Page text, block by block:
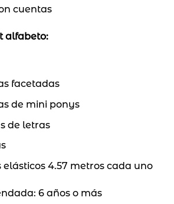
cuentas
alfabeto:
facetadas
de mini ponys
de letras
elásticos 4.57 metros cada uno
6 años o más